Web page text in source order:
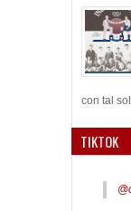
con tal
TIKTOK